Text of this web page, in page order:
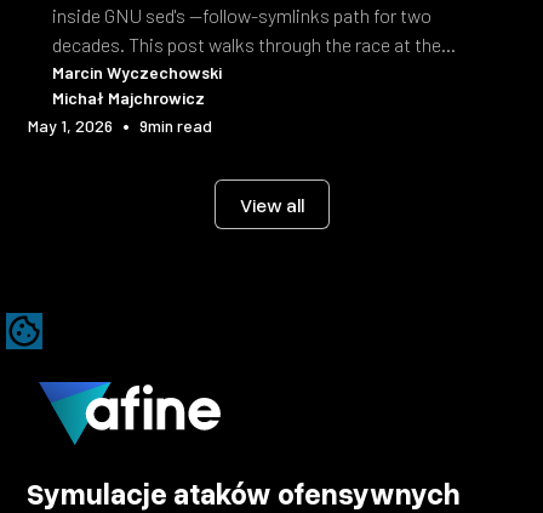
inside GNU sed's --follow-symlinks path for two
decades. This post walks through the race at the
syscall level and the fix shipped in sed 4.10.
Marcin Wyczechowski
Michał Majchrowicz
May 1, 2026 • 9min read
View all
Symulacje ataków ofensywnych